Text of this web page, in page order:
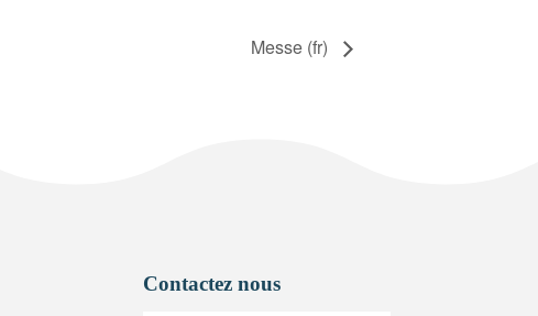
Messe (fr)
Contactez nous